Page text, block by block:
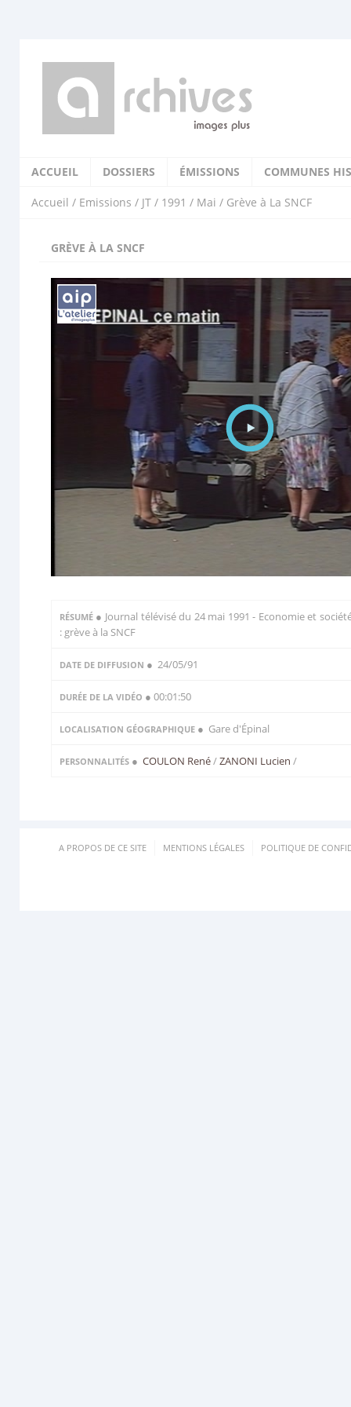
ACCUEIL DOSSIERS ÉMISSIONS COMMUNES
Accueil / Emissions / JT / 1991 / Mai / Grève à La SNCF
GRÈVE À LA SNCF
RÉSUMÉ ● Journal télévisé du 24 mai 1991 - Economie et
: grève à la SNCF
DATE DE DIFFUSION ● 24/05/91
DURÉE DE LA VIDÉO ● 00:01:50
LOCALISATION GÉOGRAPHIQUE ● Gare d'Épinal
PERSONNALITÉS ● COULON René/ZANONI Lucien /
A PROPOS DE CE SITE MENTIONS LÉGALES POLITIQUE DE